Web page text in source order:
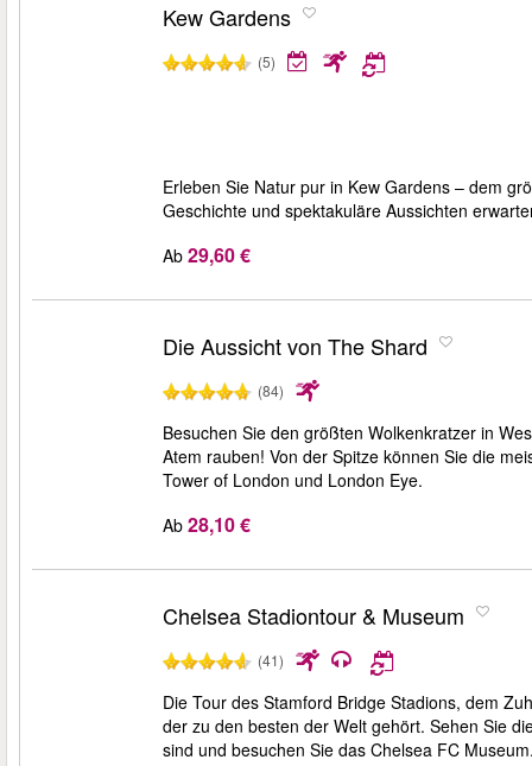
Kew Gardens
(5)
Erleben Sie Natur pur in Kew Gardens – dem
Geschichte und spektakuläre Aussichten
Ab 29,60 €
Die Aussicht von The Shard
(84)
Besuchen Sie den größten Wolkenkratzer in
Atem rauben! Von der Spitze können Sie die
Tower of London und London Eye.
Ab 28,10 €
Chelsea Stadiontour & Museum
(41)
Die Tour des Stamford Bridge Stadions, dem
der zu den besten der Welt gehört. Sehen Sie
sind und besuchen Sie das Chelsea FC